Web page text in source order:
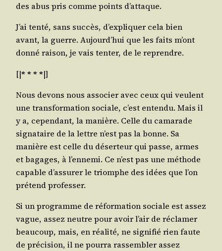
des abus pris comme points d’attaque.
J’ai ten­té, sans suc­cès, d’expliquer cela bien
avant, la guerre. Aujourd’hui que les faits m’ont
don­né rai­son, je vais ten­ter, de le reprendre.
[|* * * *|]
Nous devons nous asso­cier avec ceux qui veulent
une trans­for­ma­tion sociale, c’est enten­du. Mais il
y a, cepen­dant, la manière. Celle du cama­rade
signa­taire de la lettre n’est pas la bonne. Sa
manière est celle du déser­teur qui passe, armes
et bagages, à l’ennemi. Ce n’est pas une méthode
capable d’assurer le triomphe des idées que l’on
pré­tend professer.
Si un pro­gramme de réfor­ma­tion sociale est assez
vague, assez neutre pour avoir l’air de récla­mer
beau­coup, mais, en réa­li­té, ne signi­fié rien faute
de pré­ci­sion, il ne pour­ra ras­sem­bler assez